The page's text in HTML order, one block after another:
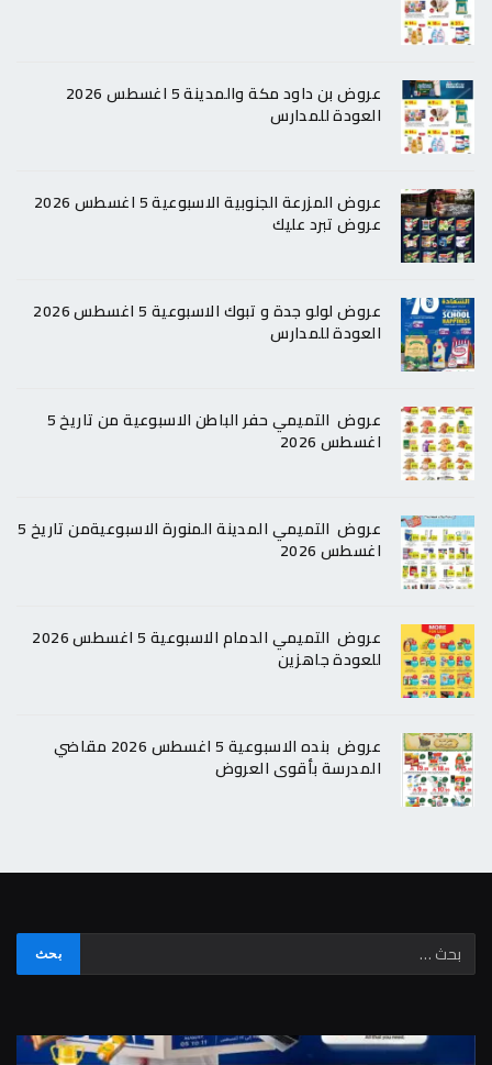
عروض بن داود مكة والمدينة 5 اغسطس 2026
العودة للمدارس
عروض المزرعة الجنوبية الاسبوعية 5 اغسطس 2026
عروض تبرد عليك
عروض لولو جدة و تبوك الاسبوعية 5 اغسطس 2026
العودة للمدارس
عروض التميمي حفر الباطن الاسبوعية من تاريخ 5
اغسطس 2026
عروض التميمي المدينة المنورة الاسبوعيةمن تاريخ 5
اغسطس 2026
عروض التميمي الدمام الاسبوعية 5 اغسطس 2026
للعودة جاهزين
عروض بنده الاسبوعية 5 اغسطس 2026 مقاضي
المدرسة بأقوى العروض